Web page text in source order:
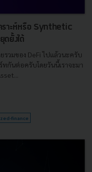
ราะห์หรือ Synthetic
ดยั้งได้
รวมของ DeFi ไปแล้วนะครับ
ทกันต่อครับโดยวันนี้เราจะมา
finance